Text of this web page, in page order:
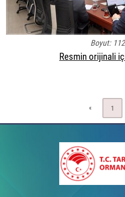
Boyut:
Resmin orijinali
« 1